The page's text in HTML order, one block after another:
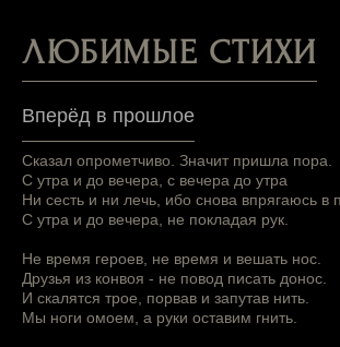
ЛЮБИМЫЕ СТИХИ
Вперёд в прошлое
Сказал опрометчиво. Значит пришла пора.
С утра и до вечера, с вечера до утра
Ни сесть и ни лечь, ибо снова впрягаюсь в
С утра и до вечера, не покладая рук.
Не время героев, не время и вешать нос.
Друзья из конвоя - не повод писать донос.
И скалятся трое, порвав и запутав нить.
Мы ноги омоем, а руки оставим гнить.